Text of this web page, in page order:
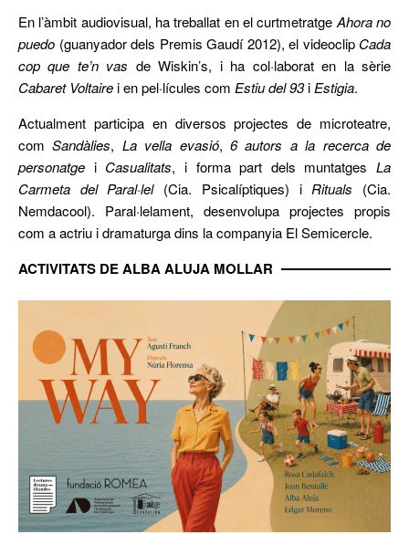
En l’àmbit audiovisual, ha treballat en el curtmetratge Ahora no
puedo (guanyador dels Premis Gaudí 2012), el videoclip Cada
cop que te’n vas de Wiskin’s, i ha col·laborat en la sèrie
Cabaret Voltairei en pel·lícules com Estiu del 93i Estigia.
Actualment participa en diversos projectes de microteatre,
comSandàlies, La vella evasió,6 autors a la recerca de
personatge i Casualitats, i forma part dels muntatges La
Carmeta del Paral·lel(Cia. Psicalíptiques) i Rituals (Cia.
Nemdacool). Paral·lelament, desenvolupa projectes propis
com a actriu i dramaturga dins la companyia El Semicercle.
ACTIVITATS DE ALBA ALUJA MOLLAR